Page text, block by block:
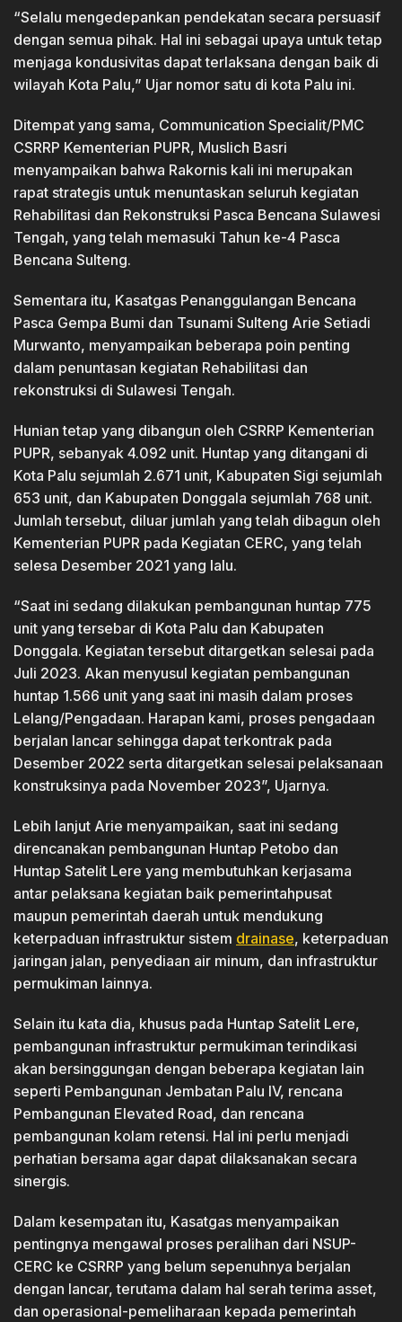
“Selalu mengedepankan pendekatan secara persuasif
dengan semua pihak. Hal ini sebagai upaya untuk tetap
menjaga kondusivitas dapat terlaksana dengan baik di
wilayah Kota Palu,” Ujar nomor satu di kota Palu ini.
Ditempat yang sama, Communication Specialit/PMC
CSRRP Kementerian PUPR, Muslich Basri
menyampaikan bahwa Rakornis kali ini merupakan
rapat strategis untuk menuntaskan seluruh kegiatan
Rehabilitasi dan Rekonstruksi Pasca Bencana Sulawesi
Tengah, yang telah memasuki Tahun ke-4 Pasca
Bencana Sulteng.
Sementara itu, Kasatgas Penanggulangan Bencana
Pasca Gempa Bumi dan Tsunami Sulteng Arie Setiadi
Murwanto, menyampaikan beberapa poin penting
dalam penuntasan kegiatan Rehabilitasi dan
rekonstruksi di Sulawesi Tengah.
Hunian tetap yang dibangun oleh CSRRP Kementerian
PUPR, sebanyak 4.092 unit. Huntap yang ditangani di
Kota Palu sejumlah 2.671 unit, Kabupaten Sigi sejumlah
653 unit, dan Kabupaten Donggala sejumlah 768 unit.
Jumlah tersebut, diluar jumlah yang telah dibagun oleh
Kementerian PUPR pada Kegiatan CERC, yang telah
selesa Desember 2021 yang lalu.
“Saat ini sedang dilakukan pembangunan huntap 775
unit yang tersebar di Kota Palu dan Kabupaten
Donggala. Kegiatan tersebut ditargetkan selesai pada
Juli 2023. Akan menyusul kegiatan pembangunan
huntap 1.566 unit yang saat ini masih dalam proses
Lelang/Pengadaan. Harapan kami, proses pengadaan
berjalan lancar sehingga dapat terkontrak pada
Desember 2022 serta ditargetkan selesai pelaksanaan
konstruksinya pada November 2023”, Ujarnya.
Lebih lanjut Arie menyampaikan, saat ini sedang
direncanakan pembangunan Huntap Petobo dan
Huntap Satelit Lere yang membutuhkan kerjasama
antar pelaksana kegiatan baik pemerintahpusat
maupun pemerintah daerah untuk mendukung
keterpaduan infrastruktur sistem drainase, keterpaduan
jaringan jalan, penyediaan air minum, dan infrastruktur
permukiman lainnya.
Selain itu kata dia, khusus pada Huntap Satelit Lere,
pembangunan infrastruktur permukiman terindikasi
akan bersinggungan dengan beberapa kegiatan lain
seperti Pembangunan Jembatan Palu IV, rencana
Pembangunan Elevated Road, dan rencana
pembangunan kolam retensi. Hal ini perlu menjadi
perhatian bersama agar dapat dilaksanakan secara
sinergis.
Dalam kesempatan itu, Kasatgas menyampaikan
pentingnya mengawal proses peralihan dari NSUP-
CERC ke CSRRP yang belum sepenuhnya berjalan
dengan lancar, terutama dalam hal serah terima asset,
dan operasional-pemeliharaan kepada pemerintah